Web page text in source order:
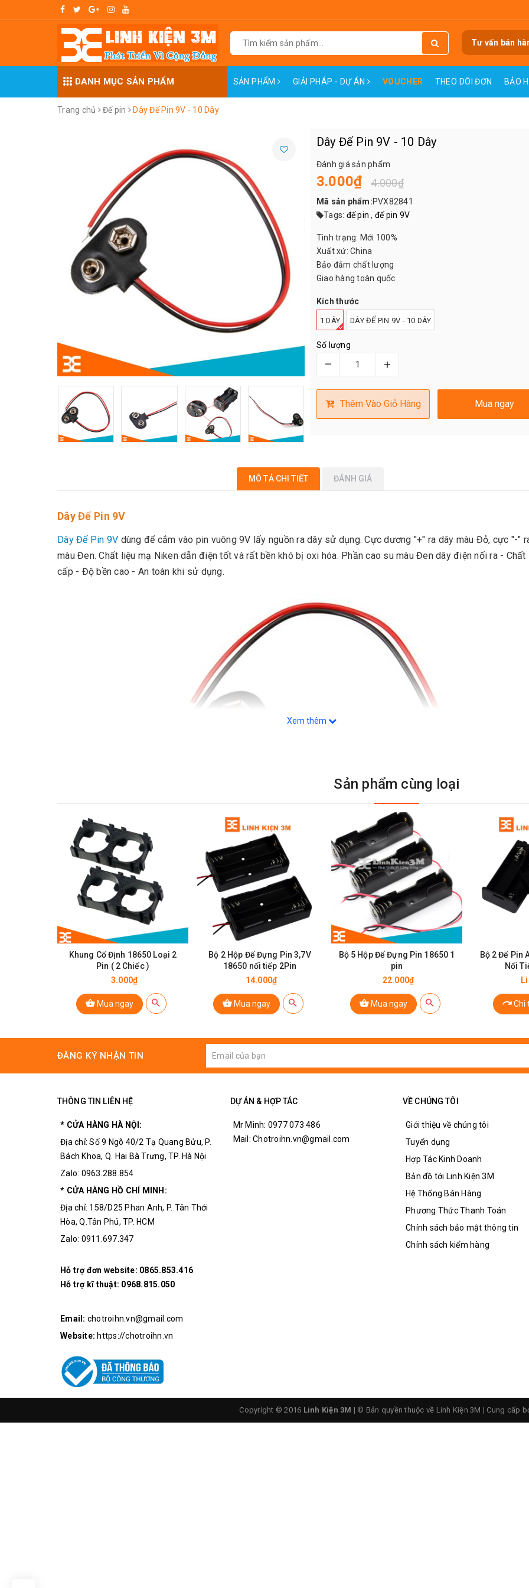
Tư vấn bán
DANH MỤC SẢN PHẨM SẢN PHẨM GIẢI PHÁP - DỰ ÁN VOUCHER THEO DÕI ĐƠN BẢO
Trang chủ Đế pin Dây Đế Pin 9V - 10 Dây
Dây Đế Pin 9V - 10 Dây
Đánh giá sản phẩm
3.000₫ 4.000₫
Mã sản phẩm:PVX82841
Tags: đế pin , đế pin 9V
Tình trạng: Mới 100%
Xuất xứ: China
Bảo đảm chất lượng
Giao hàng toàn quốc
Kích thước
1 DÂY DÂY ĐẾ PIN 9V - 10 DÂY
Số lượng
– +
Thêm Vào Giỏ Hàng Mua ngay
MÔ TẢ CHI TIẾT ĐÁNH GIÁ
Dây Đế Pin 9V
Dây Đế Pin 9V dùng để cắm vào pin vuông 9V lấy nguồn ra dây sử dụng. Cực dương "+" ra dây màu Đỏ, cực "-"
màu Đen. Chất liệu mạ Niken dẫn điện tốt và rất bền khó bị oxi hóa. Phần cao su màu Đen dây điện nối ra - Chất
cấp - Độ bền cao - An toàn khi sử dụng.
Dây Đế Pin 9V
Xem thêm
Sản phẩm cùng loại
Khung Cố Định 18650 Loại 2
Pin ( 2 Chiếc )
3.000₫
Mua ngay
Bộ 2 Hộp Đế Đựng Pin 3,7V
18650 nối tiếp 2Pin
14.000₫
Mua ngay
Bộ 5 Hộp Đế Đựng Pin 18650 1
pin
22.000₫
Mua ngay
Bộ 2 Đế Pin
Nối
Chi
ĐĂNG KÝ NHẬN TIN
THÔNG TIN LIÊN HỆ
* CỬA HÀNG HÀ NỘI:
Địa chỉ: Số 9 Ngõ 40/2 Tạ Quang Bửu, P.
Bách Khoa, Q. Hai Bà Trưng, TP. Hà Nội
Zalo: 0963.288.854
* CỬA HÀNG HỒ CHÍ MINH:
Địa chỉ: 158/D25 Phan Anh, P. Tân Thới
Hòa, Q.Tân Phú, TP. HCM
Zalo: 0911.697.347
Hỗ trợ đơn website: 0865.853.416
Hỗ trợ kĩ thuật: 0968.815.050
Email: chotroihn.vn@gmail.com
Website: https://chotroihn.vn
DỰ ÁN & HỢP TÁC
Mr Minh: 0977 073 486
Mail: Chotroihn.vn@gmail.com
VỀ CHÚNG TÔI
Giới thiệu về chúng tôi
Tuyển dụng
Hợp Tác Kinh Doanh
Bản đồ tới Linh Kiện 3M
Hệ Thống Bán Hàng
Phương Thức Thanh Toán
Chính sách bảo mật thông tin
Chính sách kiểm hàng
Copyright © 2016 Linh Kiện 3M | © Bản quyền thuộc về Linh Kiện 3M | Cung cấp